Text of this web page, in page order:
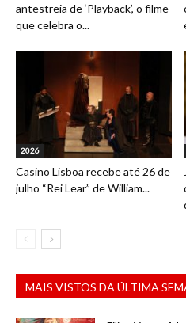
antestreia de ‘Playback’, o filme
que celebra o...
2026
Casino Lisboa recebe até 26 de
julho “Rei Lear” de William...
MAIS VISTOS DA ÚLTIMA